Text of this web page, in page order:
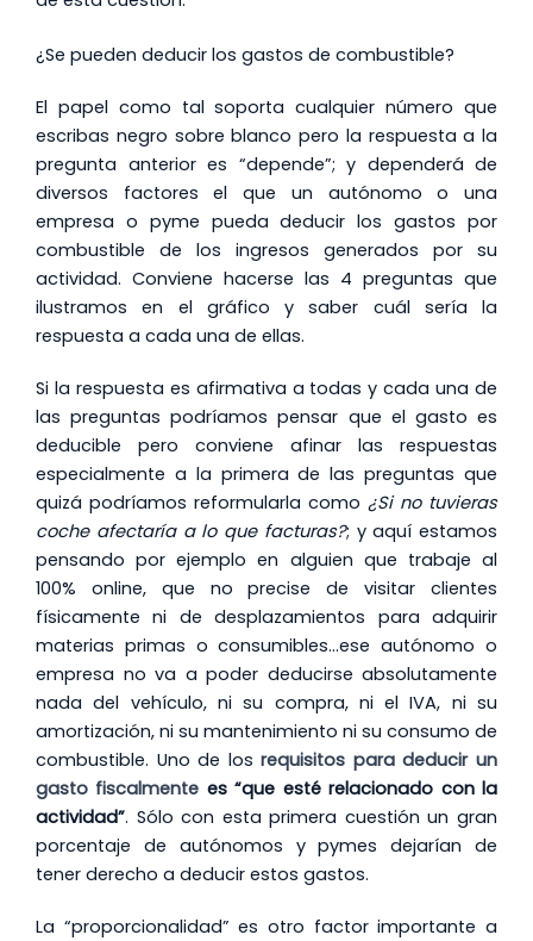
¿Se pueden deducir los gastos de combustible?
El papel como tal soporta cualquier número que
escribas negro sobre blanco pero la respuesta a la
pregunta anterior es “depende”; y dependerá de
diversos factores el que un autónomo o una
empresa o pyme pueda deducir los gastos por
combustible de los ingresos generados por su
actividad. Conviene hacerse las 4 preguntas que
ilustramos en el gráfico y saber cuál sería la
respuesta a cada una de ellas.
Si la respuesta es afirmativa a todas y cada una de
las preguntas podríamos pensar que el gasto es
deducible pero conviene afinar las respuestas
especialmente a la primera de las preguntas que
quizá podríamos reformularla como ¿Si no tuvieras
coche afectaría a lo que facturas?; y aquí estamos
pensando por ejemplo en alguien que trabaje al
100% online, que no precise de visitar clientes
físicamente ni de desplazamientos para adquirir
materias primas o consumibles…ese autónomo o
empresa no va a poder deducirse absolutamente
nada del vehículo, ni su compra, ni el IVA, ni su
amortización, ni su mantenimiento ni su consumo de
combustible. Uno de losrequisitos para deducir un
gasto fiscalmente es “que esté relacionado con la
actividad”. Sólo con esta primera cuestión un gran
porcentaje de autónomos y pymes dejarían de
tener derecho a deducir estos gastos.
La “proporcionalidad” es otro factor importante a